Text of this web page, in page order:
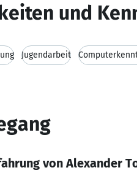
und
Jugendarbeit
von Alexander